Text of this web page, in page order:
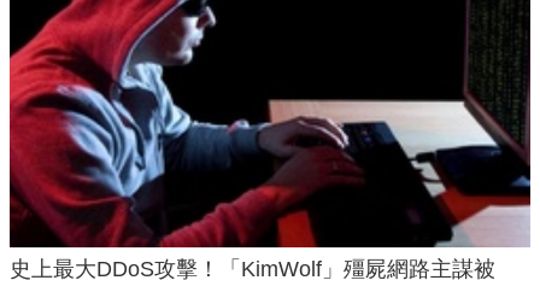
史上最大DDoS攻擊！「KimWolf」殭屍網路主謀被